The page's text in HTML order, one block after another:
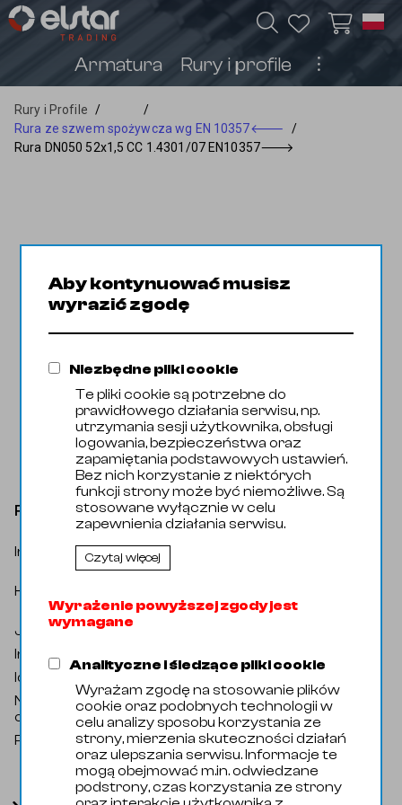
Armatura Rury i profile ︙
Rury i Profile /
/
Rura ze szwem spożywcza wg EN 10357🡐
/
Rura DN050 52x1,5 CC 1.4301/07 EN10357🡒
Rura DN050 52x1,5 CC 1.4301/07 EN10357
Indeks katalogowy: R11116101300
Kategoria
Rury i Profile / Rury / Rury ze szwem /
10357
Jednostka miary:
Indeks handlowy
Identyfikator zewnętrzny
Nazwa
oryginalna:
Pipe DN050 52x1,5 CC 1.4301/07
EN10357
Producent: Domyślny
Aby kontynuować musisz
wyrazić zgodę
Niezbędne pliki cookie
Te pliki cookie są potrzebne do
prawidłowego działania serwisu, np.
utrzymania sesji użytkownika, obsługi
logowania, bezpieczeństwa oraz
zapamiętania podstawowych ustawień.
Bez nich korzystanie z niektórych
funkcji strony może być niemożliwe. Są
stosowane wyłącznie w celu
zapewnienia działania serwisu.
Czytaj więcej
Wyrażenie powyższej zgody jest
wymagane
Analityczne i śledzące pliki cookie
Wyrażam zgodę na stosowanie plików
cookie oraz podobnych technologii w
celu analizy sposobu korzystania ze
strony, mierzenia skuteczności działań
oraz ulepszania serwisu. Informacje te
mogą obejmować m.in. odwiedzane
podstrony, czas korzystania ze strony